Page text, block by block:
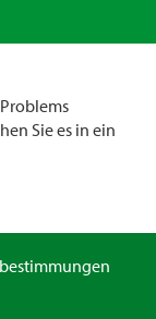
Sie es in ein